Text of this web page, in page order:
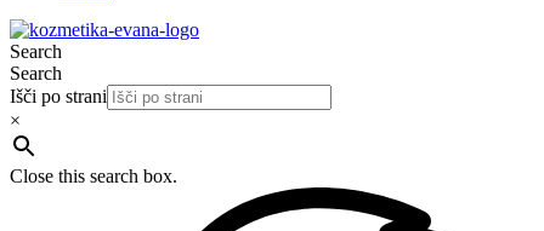
Search
Search
Išči po strani
×
Close this search box.